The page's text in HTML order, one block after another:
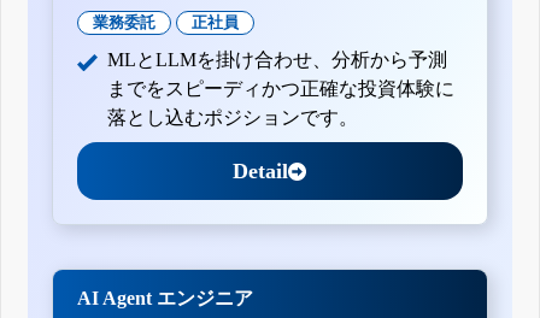
業務委託 正社員
MLとLLMを掛け合わせ、分析から予測
までをスピーディかつ正確な投資体験に
落とし込むポジションです。
Detail
AI Agent エンジニア